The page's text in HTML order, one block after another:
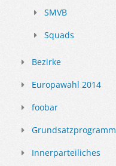
SMVB
Squads
Bezirke
Europawahl 2014
foobar
Grundsatzprogramm
Innerparteiliches